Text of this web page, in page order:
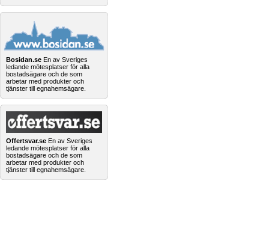
Bosidan.se En av Sveriges
ledande mötesplatser för alla
bostadsägare och de som
arbetar med produkter och
tjänster till egnahemsägare.
Offertsvar.se En av Sveriges
ledande mötesplatser för alla
bostadsägare och de som
arbetar med produkter och
tjänster till egnahemsägare.